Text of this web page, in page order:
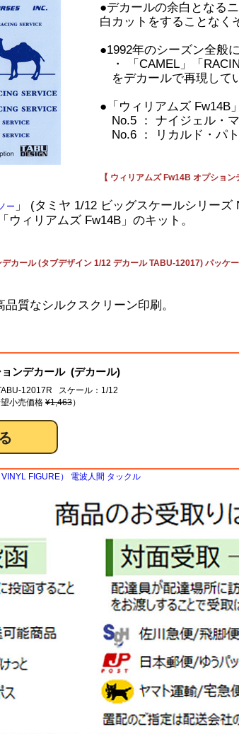
●デカールの余白となる
白カットをすることなく
●1992年のシーズン全般
・ 「CAMEL」「
をデカールで再現して
●「ウィリアムズ Fw14B
No.5 ： ナイジェル・
No.6 ： リカルド・パ
【 ウィリアムズ Fw14B オプショ
ー 」 (タミヤ 1/12 ビッグスケールシリーズ
ィリアムズ Fw14B」のキット。
カール (タブデザイン 1/12 デカール TABU-12017) パッケー
質なシルクスクリーン印刷。
ンデカール (デカール)
12017R スケール：1/12
望小売価格 ¥1,463）
FIGURE） 電波人間 タックル